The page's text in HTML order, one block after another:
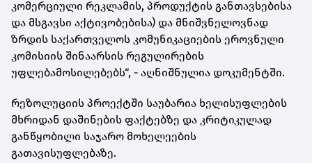
კომერციული რეკლამის, პროდუქტის განთავსებისა
და მსგავსი აქტივობებისა) და მნიშვნელოვნად
ზრდის საქართველოს კომუნიკაციების ეროვნული
კომისიის შინაარსის რეგულირების
უფლებამოსილებებს“, - აღნიშნულია დოკუმენტში.
რეზოლუციის პროექტში საუბარია ხელისუფლების
მხრიდან დაშინების ფაქტებზე და კრიტიკულად
განწყობილი საჯარო მოხელეების
გათავისუფლებაზე.